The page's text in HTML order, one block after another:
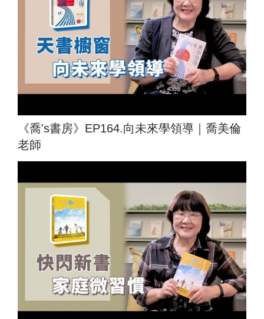
《喬's書房》EP164.向未來學領導｜喬美倫
老師